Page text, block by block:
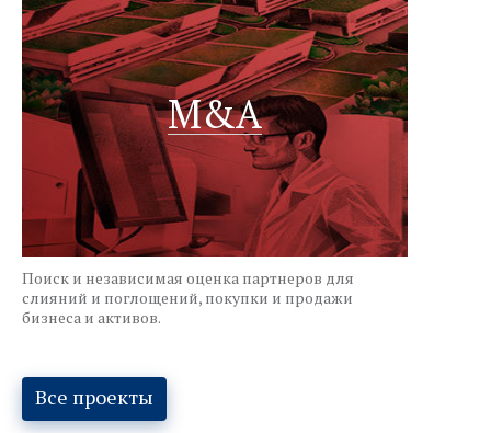
M&A
Поиск и независимая оценка партнеров для
слияний и поглощений, покупки и продажи
бизнеса и активов.
Все проекты